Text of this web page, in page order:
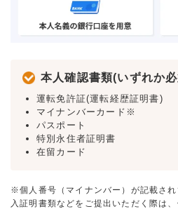
本人確認書類(いずれか
運転免許証(運転経歴証明書)
マイナンバーカード※
パスポート
特別永住者証明書
在留カード
※個人番号（マイナンバー）が記載さ
入証明書類などをご提出いただく際は